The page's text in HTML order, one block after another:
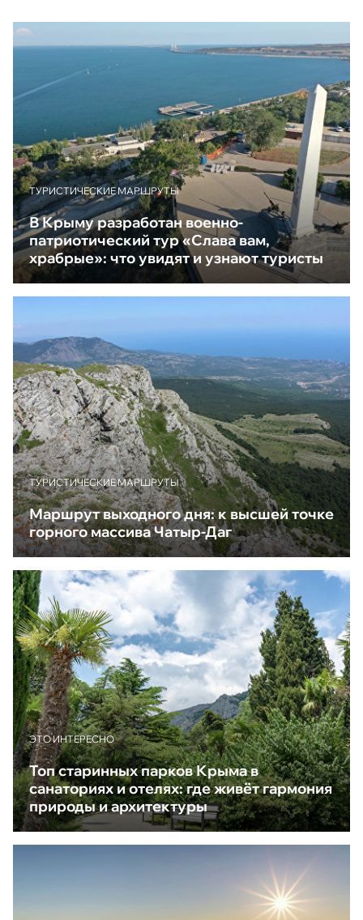
ТУРИСТИЧЕСКИЕ МАРШРУТЫ
В Крыму разработан военно-
патриотический тур «Слава вам,
храбрые»: что увидят и узнают туристы
ТУРИСТИЧЕСКИЕ МАРШРУТЫ
Маршрут выходного дня: к высшей точке
горного массива Чатыр-Даг
ЭТО ИНТЕРЕСНО
Топ старинных парков Крыма в
санаториях и отелях: где живёт гармония
природы и архитектуры